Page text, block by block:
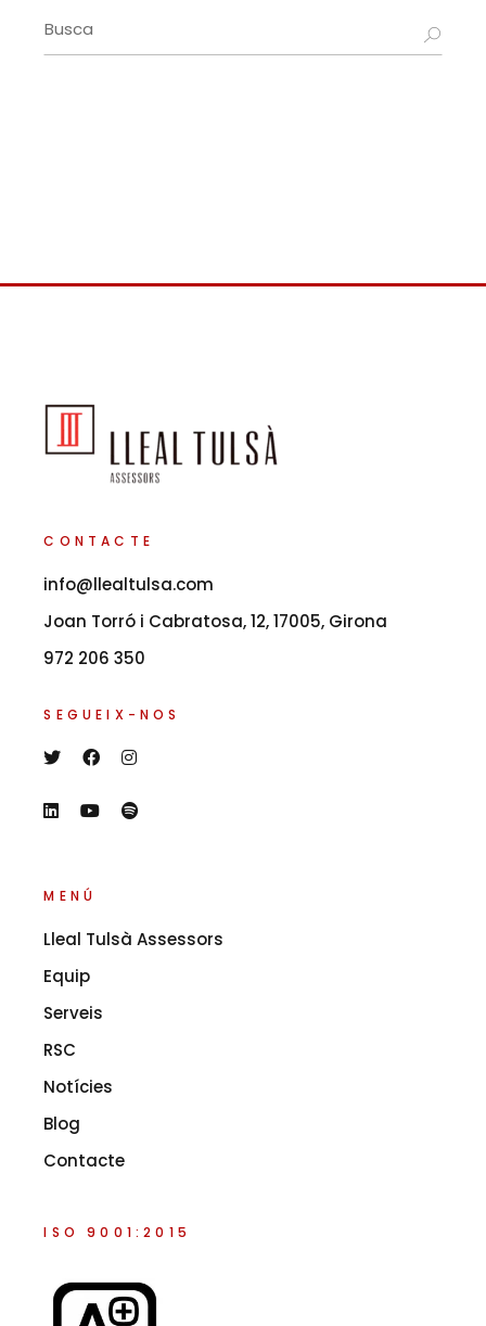
Search
for:
CONTACTE
info@llealtulsa.com
Joan Torró i Cabratosa, 12, 17005, Girona
972 206 350
SEGUEIX-NOS
MENÚ
Lleal Tulsà Assessors
Equip
Serveis
RSC
Notícies
Blog
Contacte
ISO 9001:2015